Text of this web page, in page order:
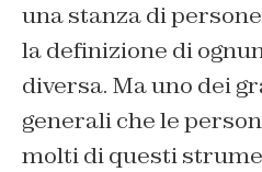
una stanza di
la definizione di
diversa. Ma uno dei
generali che le
molti di questi